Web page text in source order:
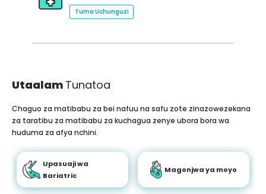
Tuma Uchunguzi
Utaalam Tunatoa
Chaguo za matibabu za bei nafuu na safu zote zinazowezekana
za taratibu za matibabu za kuchagua zenye ubora bora wa
huduma za afya nchini.
Upasuaji wa
Bariatric
Magonjwa ya moyo